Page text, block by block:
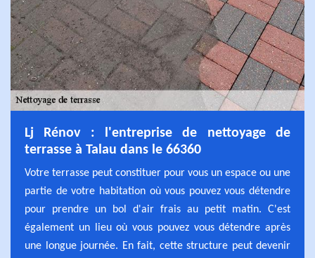
Lj Rénov : l'entreprise de nettoyage de
terrasse à Talau dans le 66360
Votre terrasse peut constituer pour vous un espace ou une
partie de votre habitation où vous pouvez vous détendre
pour prendre un bol d'air frais au petit matin. C'est
également un lieu où vous pouvez vous détendre après
une longue journée. En fait, cette structure peut devenir